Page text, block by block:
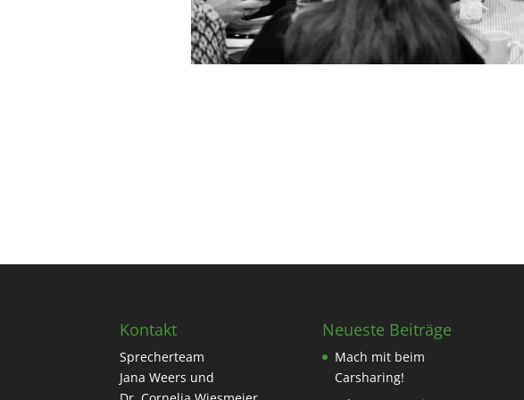
Kontakt
Sprecherteam
Jana Weers und
Neueste Beiträge
Mach mit beim
Carsharing!